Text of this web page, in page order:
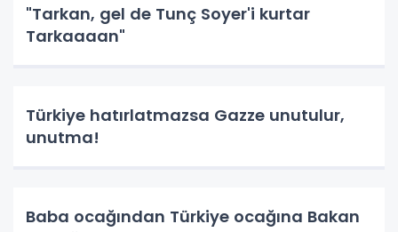
"Tarkan, gel de Tunç Soyer'i kurtar
Tarkaaaan"
Türkiye hatırlatmazsa Gazze unutulur,
unutma!
Baba ocağından Türkiye ocağına Bakan